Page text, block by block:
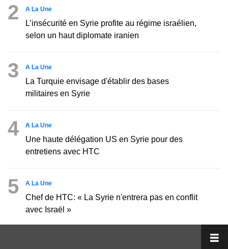
2 A La Une
L’insécurité en Syrie profite au régime israélien,
selon un haut diplomate iranien
3 A La Une
La Turquie envisage d'établir des bases
militaires en Syrie
4 A La Une
Une haute délégation US en Syrie pour des
entretiens avec HTC
5 A La Une
Chef de HTC: « La Syrie n'entrera pas en conflit
avec Israël »